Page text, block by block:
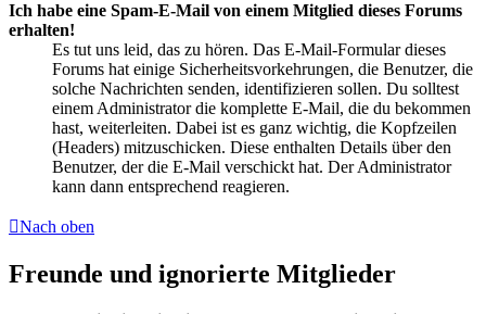
Ich habe eine Spam-E-Mail von einem Mitglied dieses Forums
erhalten!
Es tut uns leid, das zu hören. Das E-Mail-Formular dieses
Forums hat einige Sicherheitsvorkehrungen, die Benutzer, die
solche Nachrichten senden, identifizieren sollen. Du solltest
einem Administrator die komplette E-Mail, die du bekommen
hast, weiterleiten. Dabei ist es ganz wichtig, die Kopfzeilen
(Headers) mitzuschicken. Diese enthalten Details über den
Benutzer, der die E-Mail verschickt hat. Der Administrator
kann dann entsprechend reagieren.
Nach oben
Freunde und ignorierte Mitglieder